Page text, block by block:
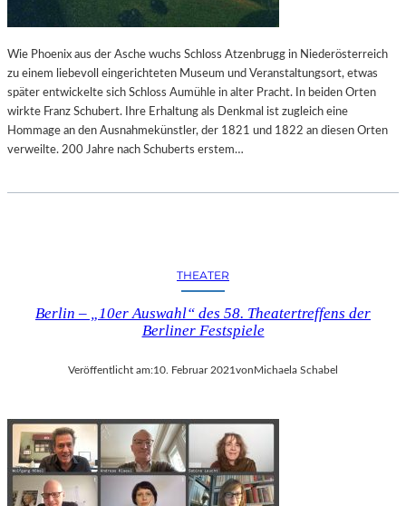
I
M
I
S
M
Z
C
E
S
K
“
Wie Phoenix aus der Asche wuchs Schloss Atzenbrugg in Niederösterreich
zu einem liebevoll eingerichteten Museum und Veranstaltungsort, etwas
später entwickelte sich Schloss Aumühle in alter Pracht. In beiden Orten
wirkte Franz Schubert. Ihre Erhaltung als Denkmal ist zugleich eine
Hommage an den Ausnahmekünstler, der 1821 und 1822 an diesen Orten
verweilte. 200 Jahre nach Schuberts erstem…
THEATER
Berlin – „10er Auswahl“ des 58. Theatertreffens der
Berliner Festspiele
Veröffentlicht am:10. Februar 2021vonMichaela Schabel